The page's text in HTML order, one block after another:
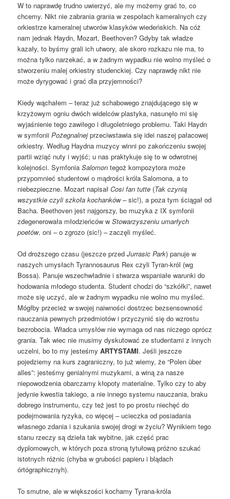
W to naprawdę trudno uwierzyć, ale my możemy grać to, co
chcemy. Nikt nie zabrania grania w zespołach kameralnych czy
orkiestrze kameralnej utworów klasyków wiedeńskich. Na cóż
nam jednak Haydn, Mozart, Beethoven? Gdyby tak władze
kazały, to byśmy grali ich utwory, ale skoro rozkazu nie ma, to
można tylko narzekać, a w żadnym wypadku nie wolno myśleć o
stworzeniu malej orkiestry studenckiej. Czy naprawdę nikt nie
może dyrygować i grać dla przyjemności?
Kiedy wąchałem – teraz już schabowego znajdującego się w
krzyżowym ogniu dwóch widelców plastyka, nasunęło mi się
wyjaśnienie tego zawiłego i długoletniego problemu. Taki Haydn
w symfoniiPożegnalnejprzeciwstawia się idei naszej pałacowej
orkiestry. Według Haydna muzycy winni po zakończeniu swojej
partii wziąć nuty i wyjść; u nas praktykuje się to w odwrotnej
kolejności. SymfoniaSalomon tegoż kompozytora może
przypomnieć studentowi o mądrości króla Salomona, a to
niebezpieczne. Mozart napisałCosi fan tutte (Tak czynią
wszystkie czyli szkoła kochanków– sic!), a poza tym ściągał od
Bacha. Beethoven jest najgorszy, bo muzyka z IX symfonii
zdegenerowała młodzieńców wStowarzyszeniu umarłych
poetów, oni – o zgrozo (sic!) – zaczęli myśleć.
Od droższego czasu (jeszcze przedJurrasic Park) panuje w
naszych umysłach Tyrannosaurus Rex czyli Tyran-król (wg
Bossa). Panuje wszechwładnie i stwarza wspaniałe warunki do
hodowania młodego studenta. Student chodzi do “szkółki”, nawet
może się uczyć, ale w żadnym wypadku nie wolno mu myśleć.
Mógłby przecież w swojej naiwności dostrzec bezsensowność
nauczania pewnych przedmiotów i przyczynić się do wzrostu
bezrobocia. Władca umysłów nie wymaga od nas niczego oprócz
grania. Tak wiec nie musimy dyskutować ze studentami z innych
uczelni, bo to my jesteśmyARTYSTAMI. Jeśli jeszcze
pojedziemy na kurs zagraniczny, to już wiemy, że “Polen über
alles”: jesteśmy genialnymi muzykami, a winą za nasze
niepowodzenia obarczamy kłopoty materialne. Tylko czy to aby
jedynie kwestia takiego, a nie innego systemu nauczania, braku
dobrego instrumentu, czy też jest to po prostu niechęć do
podejmowania ryzyka, co więcej – ucieczka od posiadania
własnego zdania i szukania swojej drogi w życiu? Wynikiem tego
stanu rzeczy są dzieła tak wybitne, jak część prac
dyplomowych, w których poza stroną tytułową próżno szukać
istotnych różnic (chyba w grubości papieru i blądach
órtógraphicznyh).
To smutne, ale w większości kochamy Tyrana-króla